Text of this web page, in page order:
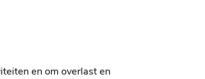
en om overlast en